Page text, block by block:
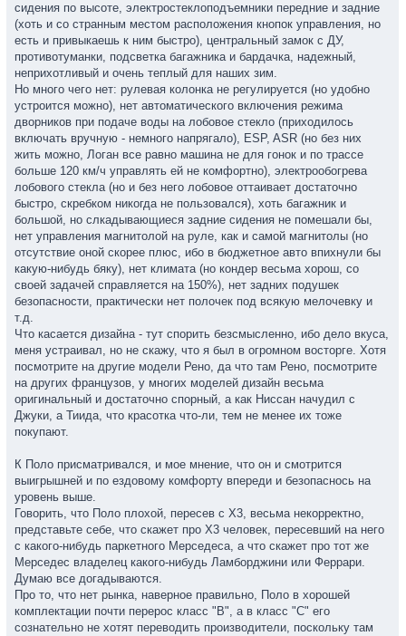
сидения по высоте, электростеклоподъемники передние и задние
(хоть и со странным местом расположения кнопок управления, но
есть и привыкаешь к ним быстро), центральный замок с ДУ,
противотуманки, подсветка багажника и бардачка, надежный,
неприхотливый и очень теплый для наших зим.
Но много чего нет: рулевая колонка не регулируется (но удобно
устроится можно), нет автоматического включения режима
дворников при подаче воды на лобовое стекло (приходилось
включать вручную - немного напрягало), ESP, ASR (но без них
жить можно, Логан все равно машина не для гонок и по трассе
больше 120 км/ч управлять ей не комфортно), электрообогрева
лобового стекла (но и без него лобовое оттаивает достаточно
быстро, скребком никогда не пользовался), хоть багажник и
большой, но слкадывающиеся задние сидения не помешали бы,
нет управления магнитолой на руле, как и самой магнитолы (но
отсутствие оной скорее плюс, ибо в бюджетное авто впихнули бы
какую-нибудь бяку), нет климата (но кондер весьма хорош, со
своей задачей справляется на 150%), нет задних подушек
безопасности, практически нет полочек под всякую мелочевку и
т.д.
Что касается дизайна - тут спорить безсмысленно, ибо дело вкуса,
меня устраивал, но не скажу, что я был в огромном восторге. Хотя
посмотрите на другие модели Рено, да что там Рено, посмотрите
на других французов, у многих моделей дизайн весьма
оригинальный и достаточно спорный, а как Ниссан начудил с
Джуки, а Тиида, что красотка что-ли, тем не менее их тоже
покупают.
К Поло присматривался, и мое мнение, что он и смотрится
выигрышней и по ездовому комфорту впереди и безопаснось на
уровень выше.
Говорить, что Поло плохой, пересев с Х3, весьма некорректно,
представьте себе, что скажет про Х3 человек, пересевший на него
с какого-нибудь паркетного Мерседеса, а что скажет про тот же
Мерседес владелец какого-нибудь Ламборджини или Феррари.
Думаю все догадываются.
Про то, что нет рынка, наверное правильно, Поло в хорошей
комплектации почти перерос класс "В", а в класс "С" его
сознательно не хотят переводить производители, поскольку там